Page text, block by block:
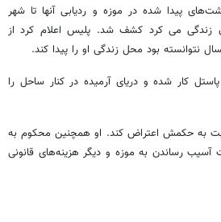
پیدا شده در موزه و ردیابی آنها تا شهر
زندگی می کرد کشف شد. پلیس اعلام کرد از
نتوانسته بود محل زندگی او را پیدا کند.
کار شده و دریای آرمیده در کنار ساحل را
به حکمش اعتراض کند. او همچنین محکوم به
و 900 دلار بابت آسیب رساندن به موزه و دیگر هزینه‌های قانونی